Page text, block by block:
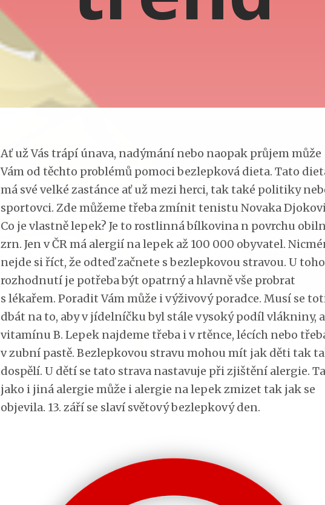
Ať už Vás trápí únava, nadýmání nebo naopak průjem může
Vám od těchto problémů pomoci bezlepková dieta. Tato
má své velké zastánce ať už mezi herci, tak také politiky
sportovci. Zde můžeme třeba zmínit tenistu Novaka
Co je vlastně lepek? Je to rostlinná bílkovina n povrchu
zrn. Jen v ČR má alergií na lepek až 100 000 obyvatel.
nejde si říct, že odteď začnete s bezlepkovou stravou. U
rozhodnutí je potřeba být opatrný a hlavně vše probrat
s lékařem. Poradit Vám může i výživový poradce. Musí se
dbát na to, aby v jídelníčku byl stále vysoký podíl vlákniny, a
vitamínu B. Lepek najdeme třeba i v rtěnce, lécích nebo
v zubní pastě. Bezlepkovou stravu mohou mít jak děti tak
dospělí. U dětí se tato strava nastavuje při zjištění alergie.
jako i jiná alergie může i alergie na lepek zmizet tak jak se
objevila. 13. září se slaví světový bezlepkový den.